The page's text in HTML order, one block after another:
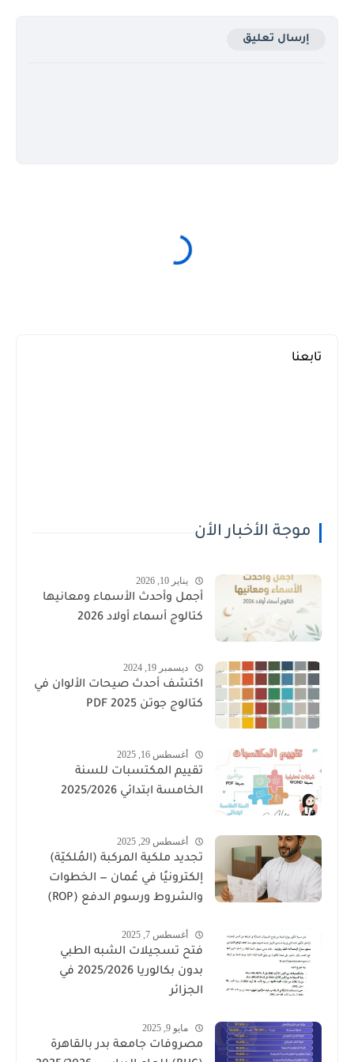
إرسال تعليق
تابعنا
موجة الأخبار الأن
يناير 10, 2026
أجمل وأحدث الأسماء ومعانيها
كتالوج أسماء أولاد 2026
ديسمبر 19, 2024
اكتشف أحدث صيحات الألوان في
كتالوج جوتن PDF 2025
أغسطس 16, 2025
تقييم المكتسبات للسنة
الخامسة ابتدائي 2025/2026
أغسطس 29, 2025
تجديد ملكية المركبة (المُلكيّة)
إلكترونيًا في عُمان — الخطوات
والشروط ورسوم الدفع (ROP)
أغسطس 7, 2025
فتح تسجيلات الشبه الطبي
بدون بكالوريا 2025/2026 في
الجزائر
مايو 9, 2025
مصروفات جامعة بدر بالقاهرة